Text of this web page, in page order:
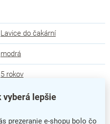
vyberá lepšie
prezeranie e-shopu bolo čo
Lavice do čakární
modrá
5 rokov
156 cm